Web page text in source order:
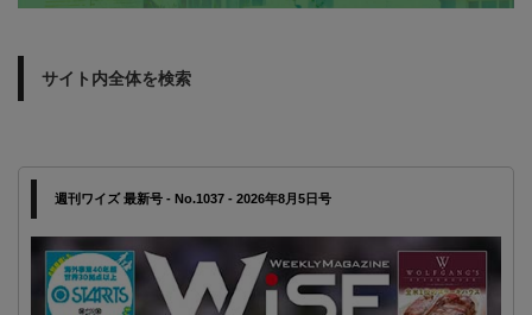
サイト内全体を検索
週刊ワイズ 最新号 - No.1037 - 2026年8月5日号